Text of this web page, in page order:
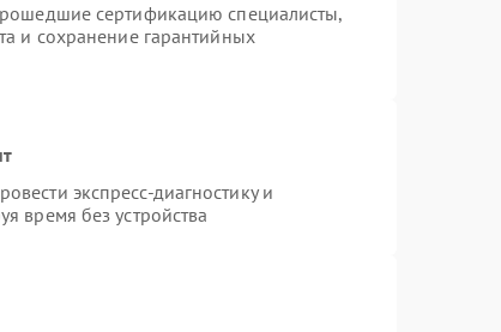
сертификацию специалисты,
и сохранение гарантийных
экспресс-диагностику и
время без устройства